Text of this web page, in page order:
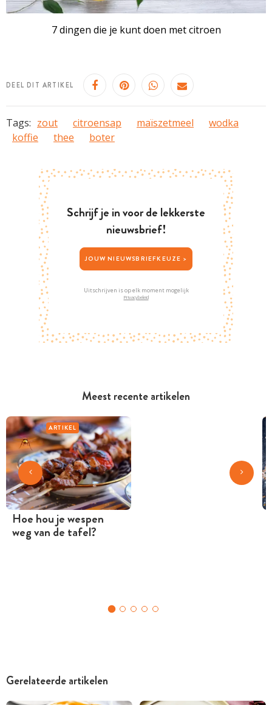
Meest recente artikelen
ARTIKEL
Hoe hou je wespen
weg van de tafel?
7 dingen die je kunt doen met citroen
DEEL DIT ARTIKEL
Tags: zout citroensap maïszetmeel
wodka
koffie
thee boter
Schrijf je in voor de lekkerste
nieuwsbrief!
JOUW NIEUWSBRIEFKEUZE >
Uitschrijven is op elk moment mogelijk
Privacybeleid
Gerelateerde artikelen